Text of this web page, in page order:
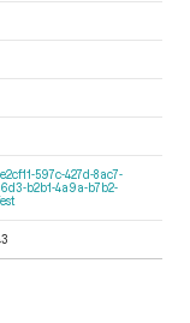
An II (19 juin au 8 juillet
597c-427d-8ac7-
b2b1-4a9a-b7b2-